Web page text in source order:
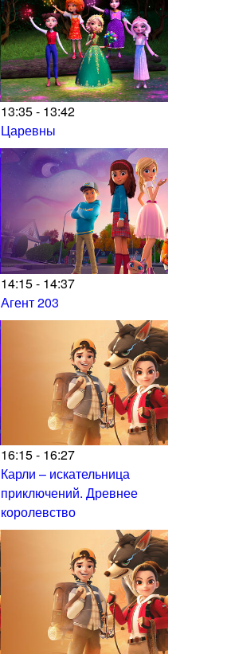
13:35 - 13:42
Царевны
14:15 - 14:37
Агент 203
16:15 - 16:27
Карли – искательница
приключений. Древнее
королевство